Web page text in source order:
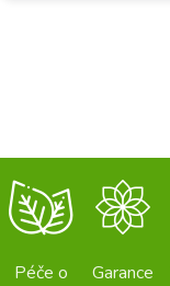
Péče o
Garance